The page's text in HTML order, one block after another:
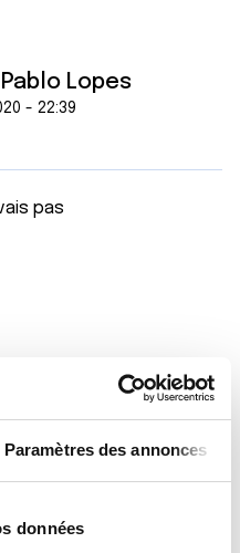
Paramètres des annonces
données
Lopes
- 22:39
pas